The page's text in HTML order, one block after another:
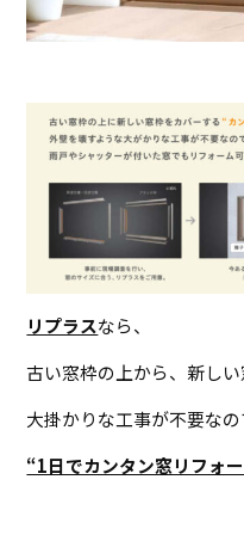
リプラスなら、
古い窓枠の上から、新しい
大掛かりな工事が不要なの
“1日でカンタン窓リフォ